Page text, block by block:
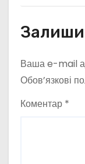
Ваша e-mail
Обов’язкові
Коментар *